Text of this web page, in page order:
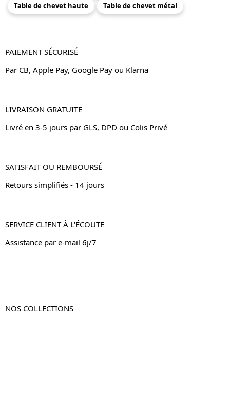
Table de chevet haute
Table de chevet métal
PAIEMENT SÉCURISÉ
Par CB, Apple Pay, Google Pay ou Klarna
LIVRAISON GRATUITE
Livré en 3-5 jours par GLS, DPD ou Colis Privé
SATISFAIT OU REMBOURSÉ
Retours simplifiés - 14 jours
SERVICE CLIENT À L'ÉCOUTE
Assistance par e-mail 6j/7
NOS COLLECTIONS